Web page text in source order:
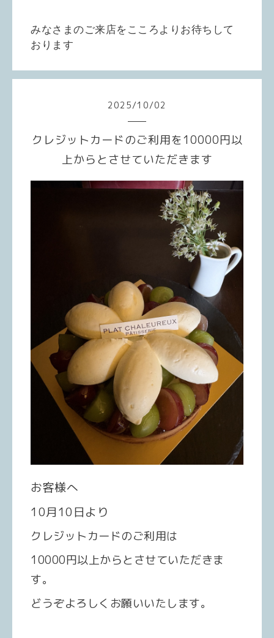
みなさまのご来店をこころよりお待ちして
おります
2025/10/02
クレジットカードのご利用を10000円以
上からとさせていただきます
お客様へ
10月10日より
クレジットカードのご利用は
10000円以上からとさせていただきま
す。
どうぞよろしくお願いいたします。